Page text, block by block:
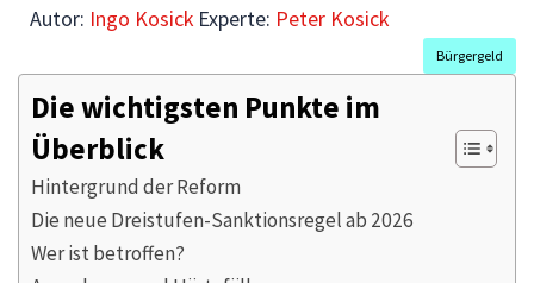
Autor: Ingo Kosick Experte: Peter Kosick
Bürgergeld
Die wichtigsten Punkte im
Überblick
Hintergrund der Reform
Die neue Dreistufen-Sanktionsregel ab 2026
Wer ist betroffen?